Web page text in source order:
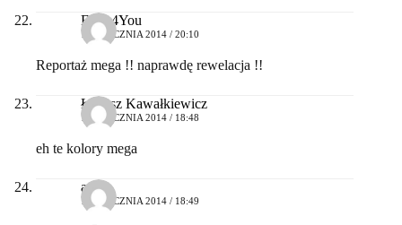
Flash4You
14 STYCZNIA 2014 / 20:10
Reportaż mega !! naprawdę rewelacja !!
Łukasz Kawałkiewicz
18 STYCZNIA 2014 / 18:48
eh te kolory mega
adam
18 STYCZNIA 2014 / 18:49